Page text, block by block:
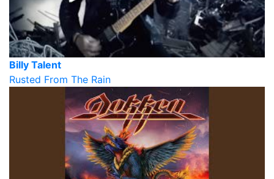
Billy Talent
Rusted From The Rain